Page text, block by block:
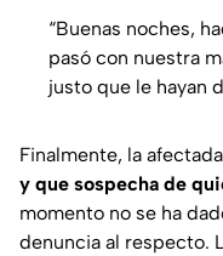
“Buenas noches,
pasó con nuestra
justo que le hayan
Finalmente, la
y que sospecha de
momento no se ha
denuncia al respecto.